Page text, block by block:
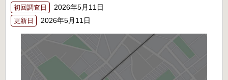
初回調査日 2026年5月11日
更新日 2026年5月11日